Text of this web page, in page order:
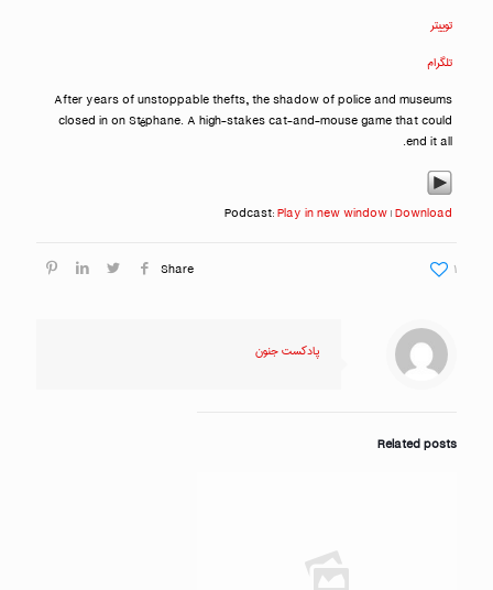
توییتر
تلگرام
After years of unstoppable thefts, the shadow of police and museums
closed in on Stéphane. A high-stakes cat-and-mouse game that could
end it all.
Podcast:Play in new window|Download
Share ۱
پادکست جنون
Related posts